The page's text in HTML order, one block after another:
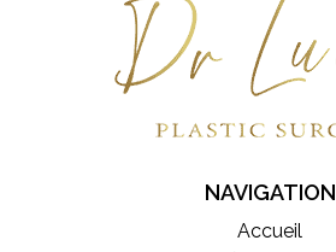
NAVIGATION
Accueil